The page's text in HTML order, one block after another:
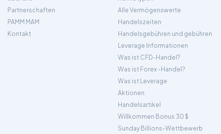
Partnerschaften
PAMM MAM
Kontakt
Alle Vermögenswerte
Handelszeiten
Handelsgebühren und gebühren
Leverage Informationen
Was ist CFD-Handel?
Was ist Forex -Handel?
Was ist Leverage
Aktionen
Handelsartikel
Willkommen Bonus 30 $
Sunday Billions-Wettbewerb